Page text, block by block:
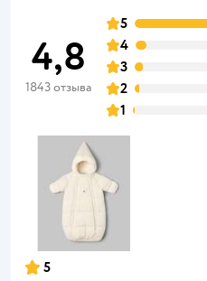
4,8
1843 отзыва
5
4
3
2
1
5